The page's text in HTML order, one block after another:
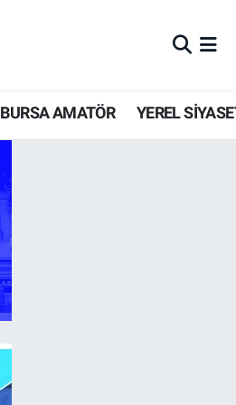
BURSA AMATÖR YEREL